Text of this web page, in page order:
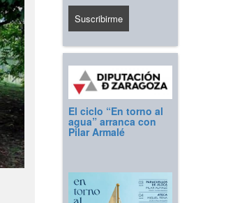
El ciclo “En torno al
agua” arranca con
Pilar Armalé